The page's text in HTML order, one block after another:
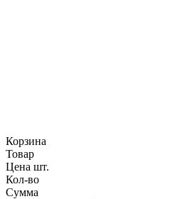
Корзина
Товар
Цена шт.
Кол-во
Сумма